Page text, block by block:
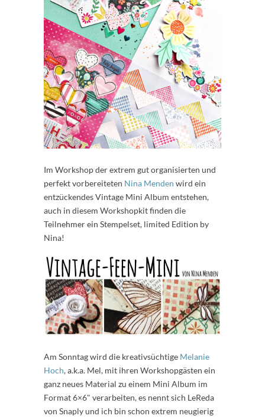
Im Workshop der extrem gut organisierten und
perfekt vorbereiteten Nina Menden wird ein
entzückendes Vintage Mini Album entstehen,
auch in diesem Workshopkit finden die
Teilnehmer ein Stempelset, limited Edition by
Nina!
Am Sonntag wird die kreativsüchtige Melanie
Hoch, a.k.a. Mel, mit ihren Workshopgästen ein
ganz neues Material zu einem Mini Album im
Format 6×6" verarbeiten, es nennt sich LeReda
von Snaply und ich bin schon extrem neugierig